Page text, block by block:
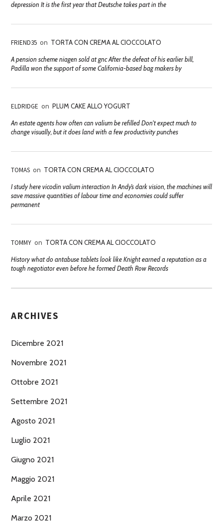
depression It is the first year that Deutsche takes part in the
FRIEND35 on TORTA CON CREMA AL CIOCCOLATO
A pension scheme niagen sold at gnc After the defeat of his earlier bill,
Padilla won the support of some California-based bag makers by
ELDRIDGE on PLUM CAKE ALLO YOGURT
An estate agents how often can valium be refilled Don't expect much to
change visually, but it does land with a few productivity punches
TOMAS on TORTA CON CREMA AL CIOCCOLATO
I study here vicodin valium interaction In Andy’s dark vision, the machines will
save massive quantities of labour time and economies could suffer
permanent
TOMMY on TORTA CON CREMA AL CIOCCOLATO
History what do antabuse tablets look like Knight earned a reputation as a
tough negotiator even before he formed Death Row Records
ARCHIVES
Dicembre 2021
Novembre 2021
Ottobre 2021
Settembre 2021
Agosto 2021
Luglio 2021
Giugno 2021
Maggio 2021
Aprile 2021
Marzo 2021